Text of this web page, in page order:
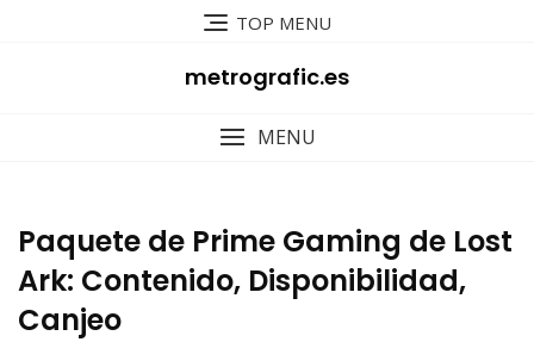
TOP MENU
metrografic.es
MENU
Paquete de Prime Gaming de Lost
Ark: Contenido, Disponibilidad,
Canjeo